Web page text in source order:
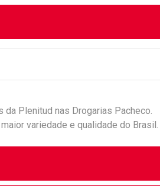
da Plenitud nas Drogarias Pacheco.
variedade e qualidade do Brasil.